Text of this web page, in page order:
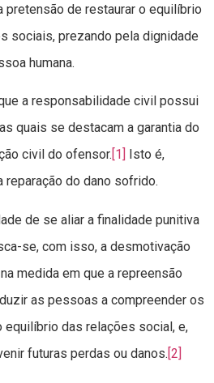
pretensão de restaurar o equilíbrio
sociais, prezando pela dignidade
humana.
a responsabilidade civil possui
quais se destacam a garantia do
civil do ofensor. [1]
Isto é,
reparação do dano sofrido.
de se aliar a finalidade punitiva
se, com isso, a desmotivação
medida em que a repreensão
as pessoas a compreender os
equilíbrio das relações social, e,
futuras perdas ou danos.[2]